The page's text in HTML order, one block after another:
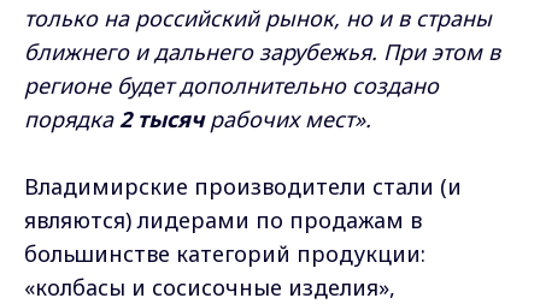
только на российский рынок, но и в страны
ближнего и дальнего зарубежья. При этом в
регионе будет дополнительно создано
порядка 2 тысячрабочих мест».
Владимирские производители стали (и
являются) лидерами по продажам в
большинстве категорий продукции:
«колбасы и сосисочные изделия»,